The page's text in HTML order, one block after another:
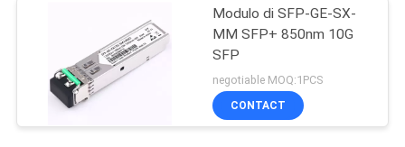
Modulo di SFP-GE-SX-
MM SFP+ 850nm 10G
SFP
negotiable MOQ:1PCS
CONTACT